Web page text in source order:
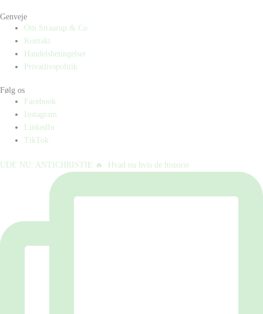
Genveje
Om Straarup & Co
Kontakt
Handelsbetingelser
Privatlivspolitik
Følg os
Facebook
Instagram
LinkedIn
TikTok
UDE NU: ANTICHRISTIE 🔥⁠ ⁠ Hvad nu hvis de historie